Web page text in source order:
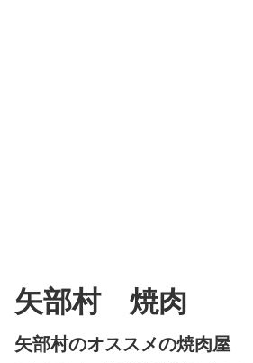
矢部村 焼肉
矢部村のオススメの焼肉屋